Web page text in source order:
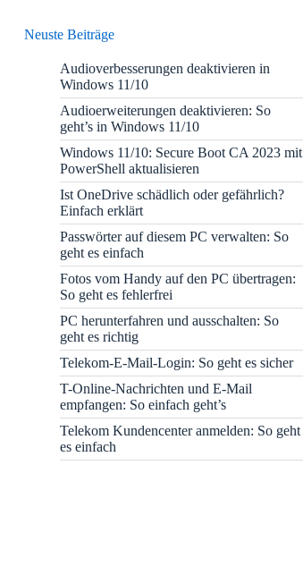
Neuste Beiträge
Audioverbesserungen deaktivieren in
Windows 11/10
Audioerweiterungen deaktivieren: So
geht’s in Windows 11/10
Windows 11/10: Secure Boot CA 2023 mit
PowerShell aktualisieren
Ist OneDrive schädlich oder gefährlich?
Einfach erklärt
Passwörter auf diesem PC verwalten: So
geht es einfach
Fotos vom Handy auf den PC übertragen:
So geht es fehlerfrei
PC herunterfahren und ausschalten: So
geht es richtig
Telekom-E-Mail-Login: So geht es sicher
T-Online-Nachrichten und E-Mail
empfangen: So einfach geht’s
Telekom Kundencenter anmelden: So geht
es einfach